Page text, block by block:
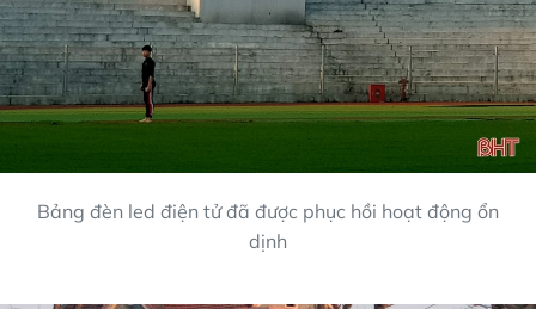
Bảng đèn led điện tử đã được phục hồi hoạt động ổn
dịnh